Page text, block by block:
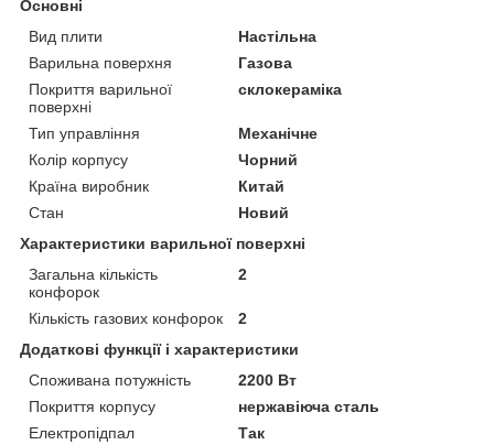
Основні
Вид плити
Настільна
Варильна поверхня
Газова
Покриття варильної
поверхні
склокераміка
Тип управління
Механічне
Колір корпусу
Чорний
Країна виробник
Китай
Стан
Новий
Характеристики варильної поверхні
Загальна кількість
конфорок
2
Кількість газових конфорок
2
Додаткові функції і характеристики
Споживана потужність
2200 Вт
Покриття корпусу
нержавіюча сталь
Електропідпал
Так